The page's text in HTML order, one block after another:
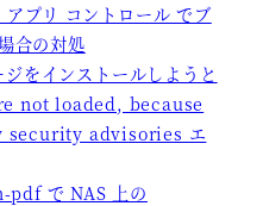
アプリ コントロール でブ
合の対処
をインストールしようと
not loaded, because
security advisories エ
で NAS 上の